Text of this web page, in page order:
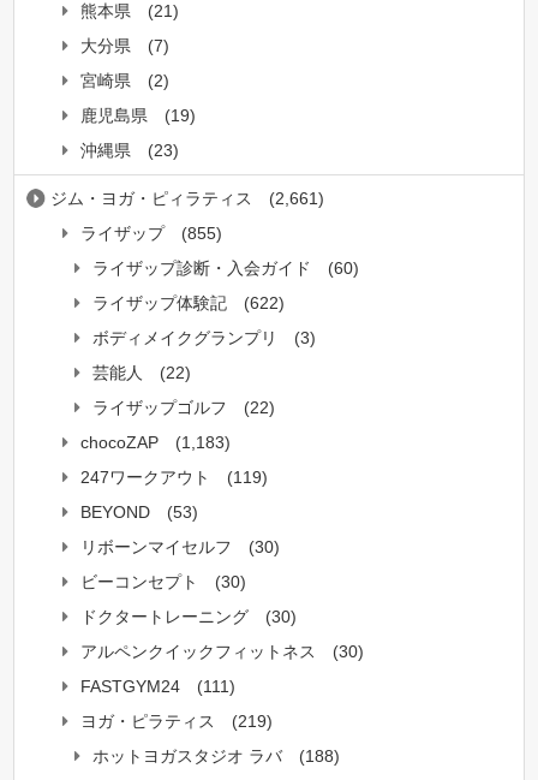
熊本県
(21)
大分県
(7)
宮崎県
(2)
鹿児島県
(19)
沖縄県
(23)
ジム・ヨガ・ピィラティス
(2,661)
ライザップ
(855)
ライザップ診断・入会ガイド
(60)
ライザップ体験記
(622)
ボディメイクグランプリ
(3)
芸能人
(22)
ライザップゴルフ
(22)
chocoZAP
(1,183)
247ワークアウト
(119)
BEYOND
(53)
リボーンマイセルフ
(30)
ビーコンセプト
(30)
ドクタートレーニング
(30)
アルペンクイックフィットネス
(30)
FASTGYM24
(111)
ヨガ・ピラティス
(219)
ホットヨガスタジオ ラバ
(188)